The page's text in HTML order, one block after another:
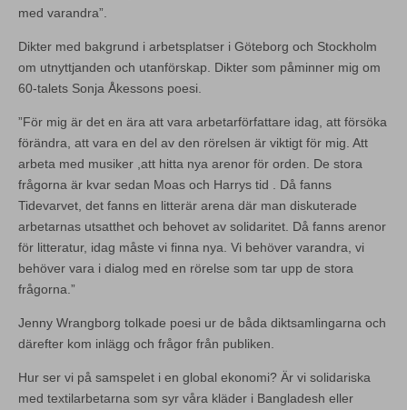
med varandra”.
Dikter med bakgrund i arbetsplatser i Göteborg och Stockholm
om utnyttjanden och utanförskap. Dikter som påminner mig om
60-talets Sonja Åkessons poesi.
”För mig är det en ära att vara arbetarförfattare idag, att försöka
förändra, att vara en del av den rörelsen är viktigt för mig. Att
arbeta med musiker ,att hitta nya arenor för orden. De stora
frågorna är kvar sedan Moas och Harrys tid . Då fanns
Tidevarvet, det fanns en litterär arena där man diskuterade
arbetarnas utsatthet och behovet av solidaritet. Då fanns arenor
för litteratur, idag måste vi finna nya. Vi behöver varandra, vi
behöver vara i dialog med en rörelse som tar upp de stora
frågorna.”
Jenny Wrangborg tolkade poesi ur de båda diktsamlingarna och
därefter kom inlägg och frågor från publiken.
Hur ser vi på samspelet i en global ekonomi? Är vi solidariska
med textilarbetarna som syr våra kläder i Bangladesh eller